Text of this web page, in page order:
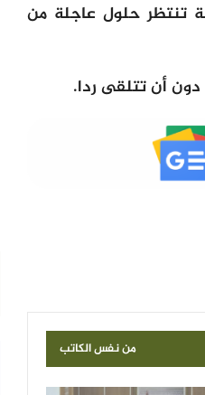
تنتظر حلول عاجلة من
دون أن تتلقى ردا.
من نفس الكاتب